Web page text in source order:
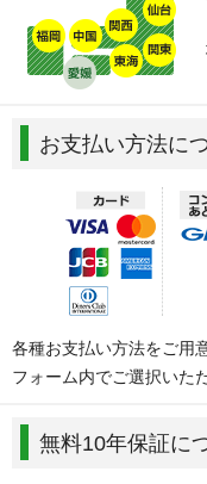
お支払い方法に
各種お支払い方法をご用
フォーム内でご選択いた
無料10年保証に